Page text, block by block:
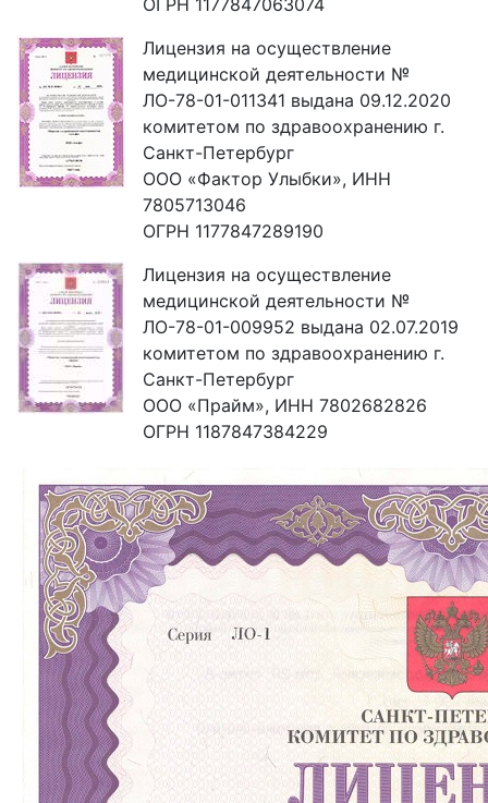
Лицензия на осуществление
медицинской деятельности №
ЛО-78-01-011341 выдана 09.12.2020
комитетом по здравоохранению г.
Санкт-Петербург
ООО «Фактор Улыбки», ИНН
7805713046
ОГРН 1177847289190
Лицензия на осуществление
медицинской деятельности №
ЛО-78-01-009952 выдана 02.07.2019
комитетом по здравоохранению г.
Санкт-Петербург
ООО «Прайм», ИНН 7802682826
ОГРН 1187847384229